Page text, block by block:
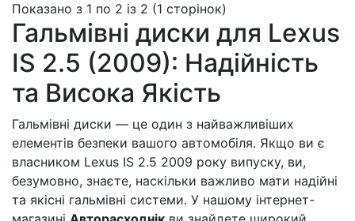
Показано з 1 по 2 із 2 (1 сторінок)
Гальмівні диски для Lexus
IS 2.5 (2009): Надійність
та Висока Якість
Гальмівні диски — це один з найважливіших
елементів безпеки вашого автомобіля. Якщо ви є
власником Lexus IS 2.5 2009 року випуску, ви,
безумовно, знаєте, наскільки важливо мати надійні
та якісні гальмівні системи. У нашому інтернет-